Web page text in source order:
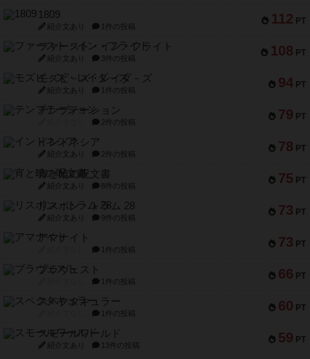
112 PT
1809
紹介文あり 1件の投稿
108 PT
ファースト・イン・フライト
紹介文あり 3件の投稿
94 PT
モズビ－ズ・レイダ－ズ
紹介文あり 1件の投稿
79 PT
テンプテーション
2件の投稿
78 PT
インドネシア
紹介文あり 2件の投稿
75 PT
宵と暁の呪文書
紹介文あり 8件の投稿
73 PT
リスボン・トラム 28
紹介文あり 9件の投稿
73 PT
アマナイト
1件の投稿
66 PT
ブラヴェスト
1件の投稿
60 PT
スペクタキュラー
1件の投稿
59 PT
スモールワールド
紹介文あり 13件の投稿